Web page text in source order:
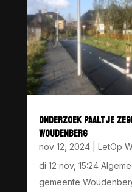
ONDERZOEK PAALTJE
WOUDENBERG
nov 12, 2024| LetOp
di 12 nov, 15:24
gemeente